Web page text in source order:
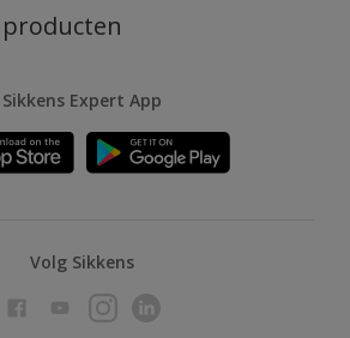
Sikkens Expert App
Volg Sikkens